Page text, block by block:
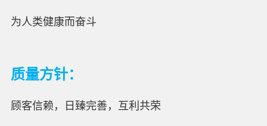
为人类健康而奋斗
质量方针：
顾客信赖，日臻完善，互利共荣